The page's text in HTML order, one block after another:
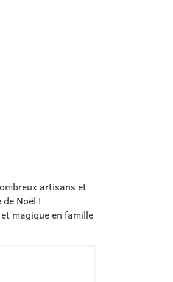
artisans et
Noël !
magique en famille